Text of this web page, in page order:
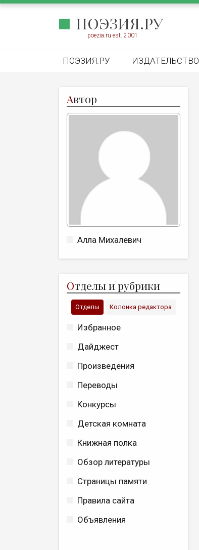
ПОЭЗИЯ.РУ
poezia.ru est. 2001
ПОЭЗИЯ.РУ ИЗДАТЕЛЬСТВО
Автор
Алла Михалевич
Отделы и рубрики
Отделы Колонка редактора
Избранное
Дайджест
Произведения
Переводы
Конкурсы
Детская комната
Книжная полка
Обзор литературы
Страницы памяти
Правила сайта
Объявления